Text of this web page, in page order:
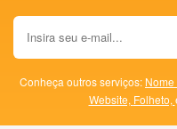
Conheça outros serviços:
Website, Folheto,